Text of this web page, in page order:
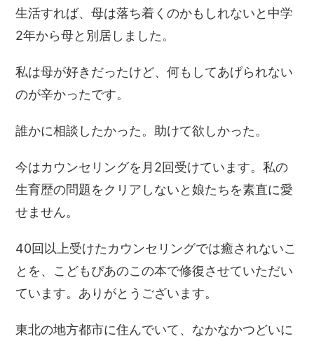
生活すれば、母は落ち着くのかもしれないと中学
2年から母と別居しました。
私は母が好きだったけど、何もしてあげられない
のが辛かったです。
誰かに相談したかった。助けて欲しかった。
今はカウンセリングを月2回受けています。私の
生育歴の問題をクリアしないと娘たちを素直に愛
せません。
40回以上受けたカウンセリングでは癒されないこ
とを、 こどもぴあのこの本で修復させていただい
ています。 ありがとうございます。
東北の地方都市に住んでいて、なかなかつどいに